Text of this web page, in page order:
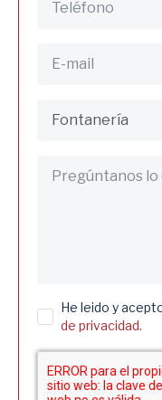
He leido y
de privacidad.